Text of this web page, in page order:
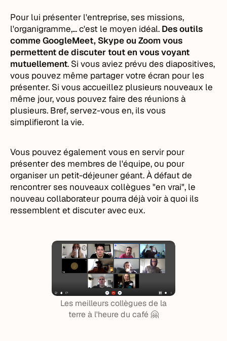
Pour lui présenter l'entreprise, ses missions,
l'organigramme,... c'est le moyen idéal. Des outils
comme GoogleMeet, Skype ou Zoom vous
permettent de discuter tout en vous voyant
mutuellement. Si vous aviez prévu des diapositives,
vous pouvez même partager votre écran pour les
présenter. Si vous accueillez plusieurs nouveaux le
même jour, vous pouvez faire des réunions à
plusieurs. Bref, servez-vous en, ils vous
simplifieront la vie.
Vous pouvez également vous en servir pour
présenter des membres de l'équipe, ou pour
organiser un petit-déjeuner géant. À défaut de
rencontrer ses nouveaux collègues "en vrai", le
nouveau collaborateur pourra déjà voir à quoi ils
ressemblent et discuter avec eux.
Les meilleurs collègues de la
terre à l'heure du café 🤗